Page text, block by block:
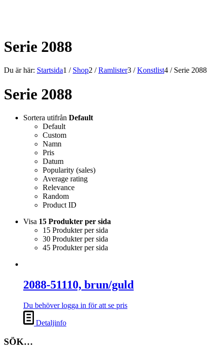
Serie 2088
Du är här: Startsida1 / Shop2 / Ramlister3 / Konstlist4 / Serie 2088
Serie 2088
Sortera utifrån Default
Default
Custom
Namn
Pris
Datum
Popularity (sales)
Average rating
Relevance
Random
Product ID
Visa 15 Produkter per sida
15 Produkter per sida
30 Produkter per sida
45 Produkter per sida
2088-51110, brun/guld
Du behöver logga in för att se pris
Detaljinfo
SÖK…